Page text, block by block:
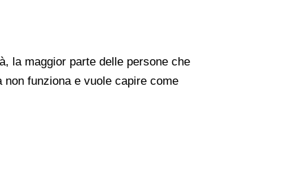
la maggior parte delle persone che
funziona e vuole capire come